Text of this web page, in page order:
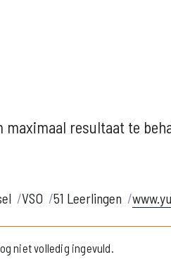
maximaal resultaat te
VSO 51 Leerlingen
niet volledig ingevuld.